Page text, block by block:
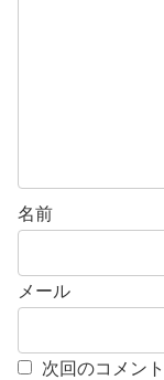
名前
メール
次回のコメン